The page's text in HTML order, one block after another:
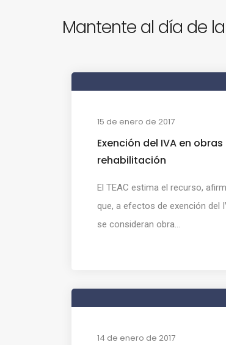
Mantente al día de
15 de enero de 2017
Exención del IVA en obras
rehabilitación
El TEAC estima el recurso,
que, a efectos de exención del
se consideran obra...
14 de enero de 2017